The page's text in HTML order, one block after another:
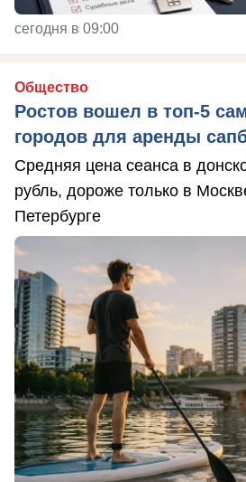
сегодня в 09:00
Общество
Ростов вошел в топ-5
городов для аренды
Средняя цена сеанса в
рубль, дороже только в
Петербурге